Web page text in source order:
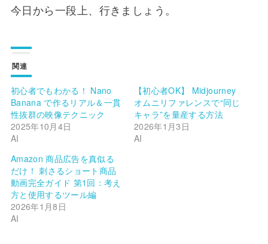
今日から一段上、行きましょう。
関連
初心者でもわかる！ Nano
Banana で作るリアル＆一貫
性抜群の映像テクニック
2025年10月4日
AI
【初心者OK】 Midjourney
オムニリファレンスで“同じ
キャラ”を量産する方法
2026年1月3日
AI
Amazon 商品広告を真似る
だけ！ 刺さるショート商品
動画完全ガイド 第1回：考え
方と使用するツール編
2026年1月8日
AI